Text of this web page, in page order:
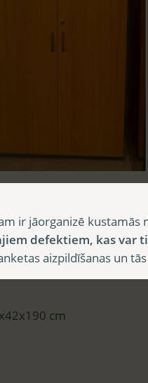
cm
ir jāorganizē kustamās
defektiem, kas var
aizpildīšanas un